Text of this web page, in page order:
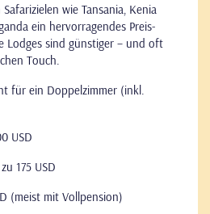
wie Tansania, Kenia
ein hervorragendes Preis-
Lodges sind günstiger – und oft
Touch.
für ein Doppelzimmer (inkl.
USD
175 USD
(meist mit Vollpension)